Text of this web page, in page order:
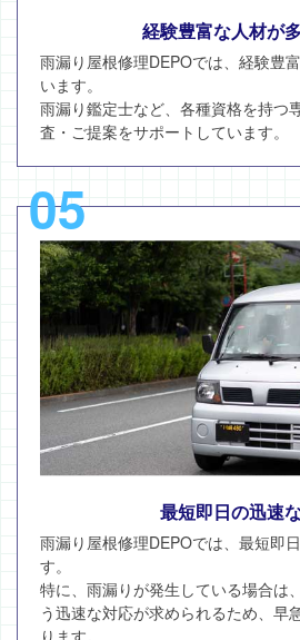
経験豊富な人材が
雨漏り屋根修理DEPOでは、経験豊
います。
雨漏り鑑定士など、各種資格を持つ
査・ご提案をサポートしています。
05
最短即日の迅速
雨漏り屋根修理DEPOでは、最短即
す。
特に、雨漏りが発生している場合は
う迅速な対応が求められるため、早
ります。